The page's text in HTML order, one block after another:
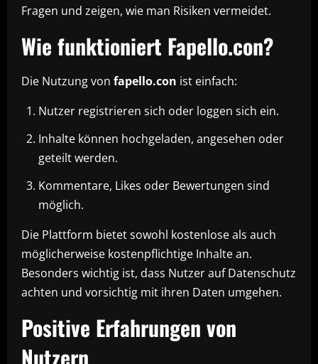
Fragen und zeigen, wie man Risiken vermeidet.
Wie funktioniert Fapello.con?
Die Nutzung von fapello.con ist einfach:
Nutzer registrieren sich oder loggen sich ein.
Inhalte können hochgeladen, angesehen oder
geteilt werden.
Kommentare, Likes oder Bewertungen sind
möglich.
Die Plattform bietet sowohl kostenlose als auch
möglicherweise kostenpflichtige Inhalte an.
Besonders wichtig ist, dass Nutzer auf Datenschutz
achten und vorsichtig mit ihren Daten umgehen.
Positive Erfahrungen von
Nutzern